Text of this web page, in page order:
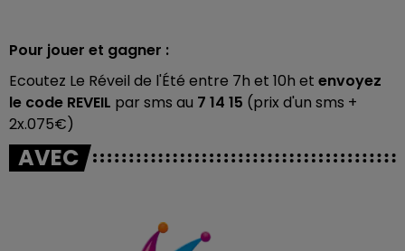
Pour jouer et gagner :
Ecoutez Le Réveil de l'Été entre 7h et 10h et envoyez
le code REVEIL par sms au 7 14 15 (prix d'un sms +
2x.075€)
AVEC